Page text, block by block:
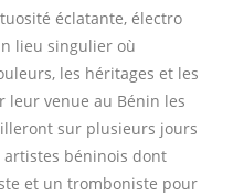
éclatante, électro
lieu singulier où
les héritages et les
leur venue au Bénin les
sur plusieurs jours
artistes béninois dont
et un tromboniste pour